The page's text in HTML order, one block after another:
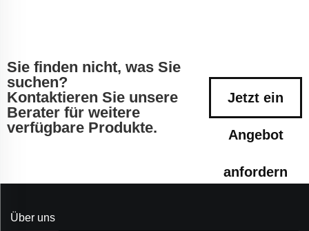
Sie finden nicht, was Sie
suchen?
Kontaktieren Sie unsere
Berater für weitere
verfügbare Produkte.
Jetzt ein
Angebot
anfordern
Über uns